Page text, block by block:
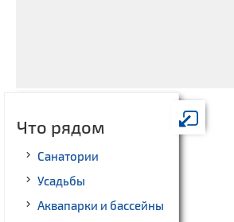
Что рядом
Санатории
Усадьбы
Аквапарки и бассейны